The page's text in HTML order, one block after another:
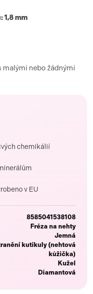
1,8 mm
malými nebo žádnými
chemikálií
v EU
8585041538108
Fréza na nehty
Jemná
kutikuly (nehtová
kůžička)
Kužel
Diamantová